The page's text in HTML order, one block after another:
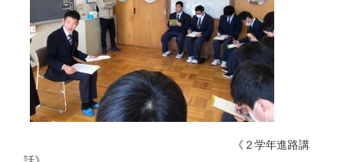
《２学年進路講